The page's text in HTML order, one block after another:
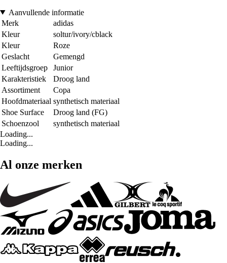
Aanvullende informatie
Merk
adidas
Kleur
soltur/ivory/cblack
Kleur
Roze
Geslacht
Gemengd
Leeftijdsgroep
Junior
Karakteristiek
Droog land
Assortiment
Copa
Hoofdmateriaal synthetisch materiaal
Shoe Surface
Droog land (FG)
Schoenzool
synthetisch materiaal
Loading...
Loading...
Al onze merken